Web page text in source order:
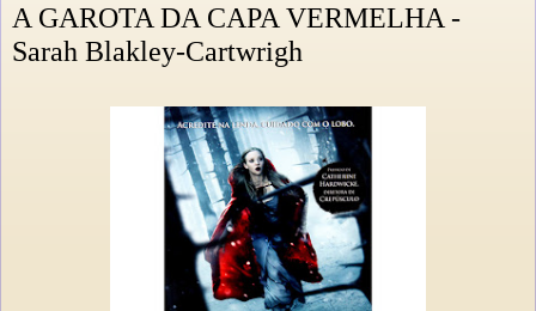
A GAROTA DA CAPA VERMELHA -
Sarah Blakley-Cartwrigh